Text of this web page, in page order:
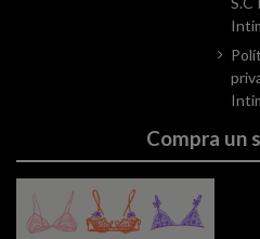
Compra un